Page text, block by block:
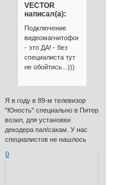
VECTOR
написал(а):
Подключение
видеомагнитофонов
- это ДА! - без
специалиста тут
не обойтись...)))
Я в году в 89-м телевизор
"Юность" специально в Питер
возил, для установки
декодера пал/сакам. У нас
специалистов не нашлось
0